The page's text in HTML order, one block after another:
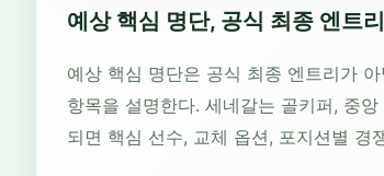
예상 핵심 명단, 공식 최종 엔트
예상 핵심 명단은 공식 최종 엔트리가
항목을 설명한다. 세네갈는 골키퍼, 중
되면 핵심 선수, 교체 옵션, 포지션별 경